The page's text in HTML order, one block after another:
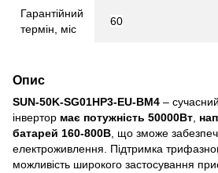
Гарантійний
термін, міс
60
Опис
SUN-50K-SG01HP3-EU-BM4 –
інвертор має потужність 50000Вт
батарей 160-800В , що зможе
електроживлення. Підтримка
можливість широкого застосування